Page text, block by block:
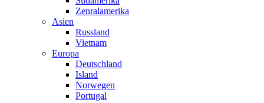
Zenralamerika
Asien
Russland
Vietnam
Europa
Deutschland
Island
Norwegen
Portugal